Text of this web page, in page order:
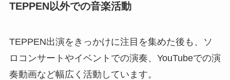
TEPPEN以外での音楽活動
TEPPEN出演をきっかけに注目を集めた後も、ソ
ロコンサートやイベントでの演奏、YouTubeでの演
奏動画など幅広く活動しています。